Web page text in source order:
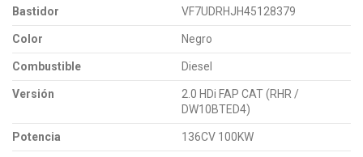
Bastidor VF7UDRHJH45128379
Color Negro
Combustible Diesel
Versión
2.0 HDi FAP CAT (RHR /
DW10BTED4)
Potencia 136CV 100KW